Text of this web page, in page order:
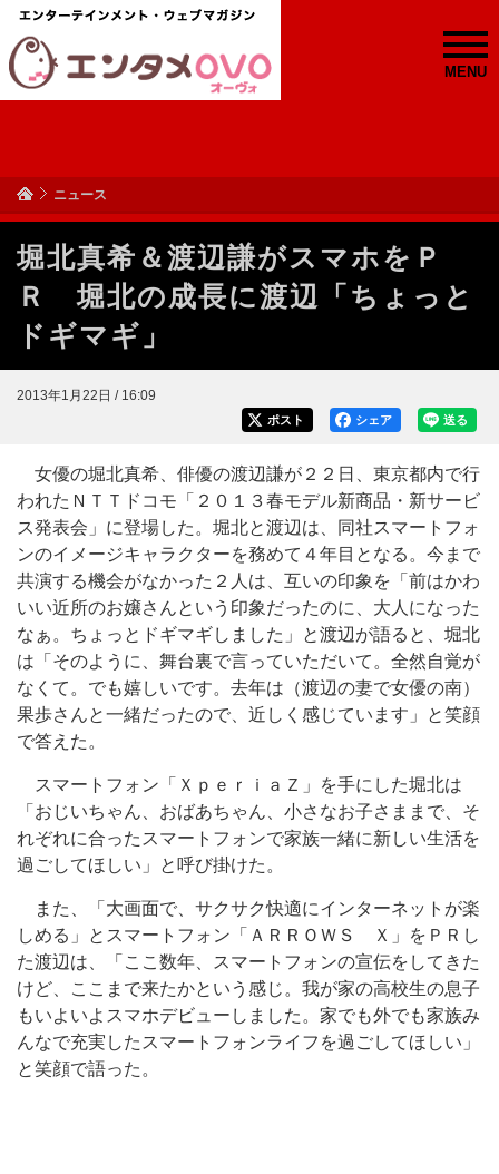
MENU
ニュース
堀北真希＆渡辺謙がスマホをＰ
Ｒ 堀北の成長に渡辺「ちょっと
ドギマギ」
2013年1月22日 / 16:09
送る
シェア
ポスト
女優の堀北真希、俳優の渡辺謙が２２日、東京都内で行
われたＮＴＴドコモ「２０１３春モデル新商品・新サービ
ス発表会」に登場した。堀北と渡辺は、同社スマートフォ
ンのイメージキャラクターを務めて４年目となる。今まで
共演する機会がなかった２人は、互いの印象を「前はかわ
いい近所のお嬢さんという印象だったのに、大人になった
なぁ。ちょっとドギマギしました」と渡辺が語ると、堀北
は「そのように、舞台裏で言っていただいて。全然自覚が
なくて。でも嬉しいです。去年は（渡辺の妻で女優の南）
果歩さんと一緒だったので、近しく感じています」と笑顔
で答えた。
スマートフォン「ＸｐｅｒｉａＺ」を手にした堀北は
「おじいちゃん、おばあちゃん、小さなお子さままで、そ
れぞれに合ったスマートフォンで家族一緒に新しい生活を
過ごしてほしい」と呼び掛けた。
また、「大画面で、サクサク快適にインターネットが楽
しめる」とスマートフォン「ＡＲＲＯＷＳ Ｘ」をＰＲし
た渡辺は、「ここ数年、スマートフォンの宣伝をしてきた
けど、ここまで来たかという感じ。我が家の高校生の息子
もいよいよスマホデビューしました。家でも外でも家族み
んなで充実したスマートフォンライフを過ごしてほしい」
と笑顔で語った。